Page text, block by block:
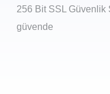
256 Bit SSL Güvenlik
güvende